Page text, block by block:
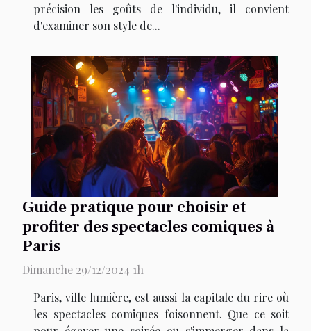
précision les goûts de l'individu, il convient
d'examiner son style de...
Guide pratique pour choisir et
profiter des spectacles comiques à
Paris
Dimanche 29/12/2024 1h
Paris, ville lumière, est aussi la capitale du rire où
les spectacles comiques foisonnent. Que ce soit